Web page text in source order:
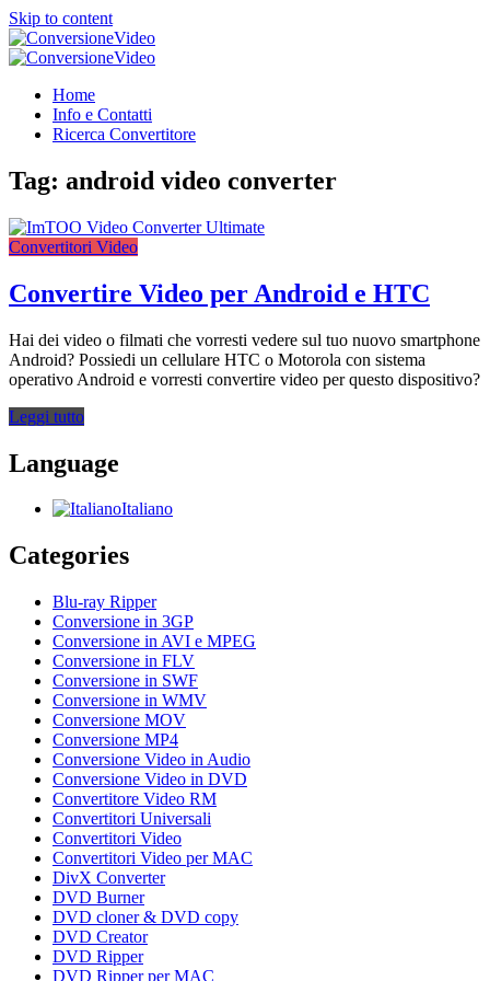
Skip to content
ConversioneVideo
Video Converter Software Offline App
Home
Info e Contatti
Ricerca Convertitore
Tag: android video converter
Convertitori Video
Convertire Video per Android e HTC
Hai dei video o filmati che vorresti vedere sul tuo nuovo smartphone
Android? Possiedi un cellulare HTC o Motorola con sistema
operativo Android e vorresti convertire video per questo dispositivo?
Leggi tutto
Language
Italiano
Categories
Blu-ray Ripper
Conversione in 3GP
Conversione in AVI e MPEG
Conversione in FLV
Conversione in SWF
Conversione in WMV
Conversione MOV
Conversione MP4
Conversione Video in Audio
Conversione Video in DVD
Convertitore Video RM
Convertitori Universali
Convertitori Video
Convertitori Video per MAC
DivX Converter
DVD Burner
DVD cloner & DVD copy
DVD Creator
DVD Ripper
DVD Ripper per MAC